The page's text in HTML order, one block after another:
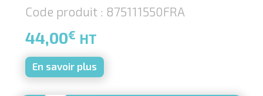
Code produit : 875111550FRA
44,00€ HT
En savoir plus